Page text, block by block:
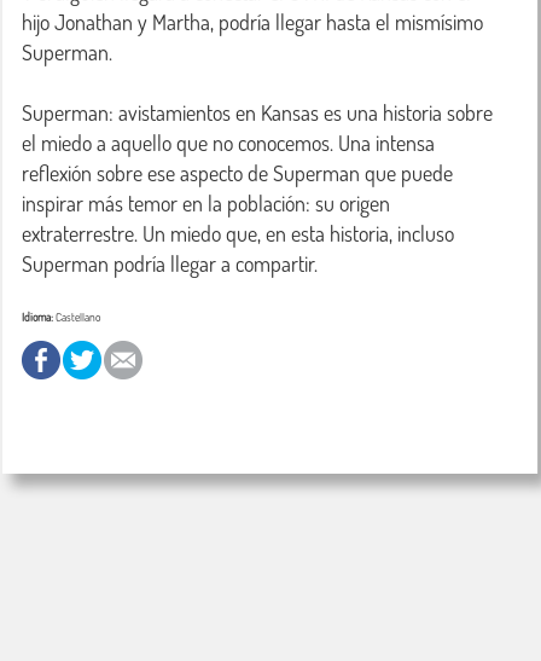
hijo Jonathan y Martha, podría llegar hasta el mismísimo
Superman.
Superman: avistamientos en Kansas es una historia sobre
el miedo a aquello que no conocemos. Una intensa
reflexión sobre ese aspecto de Superman que puede
inspirar más temor en la población: su origen
extraterrestre. Un miedo que, en esta historia, incluso
Superman podría llegar a compartir.
Idioma:Castellano